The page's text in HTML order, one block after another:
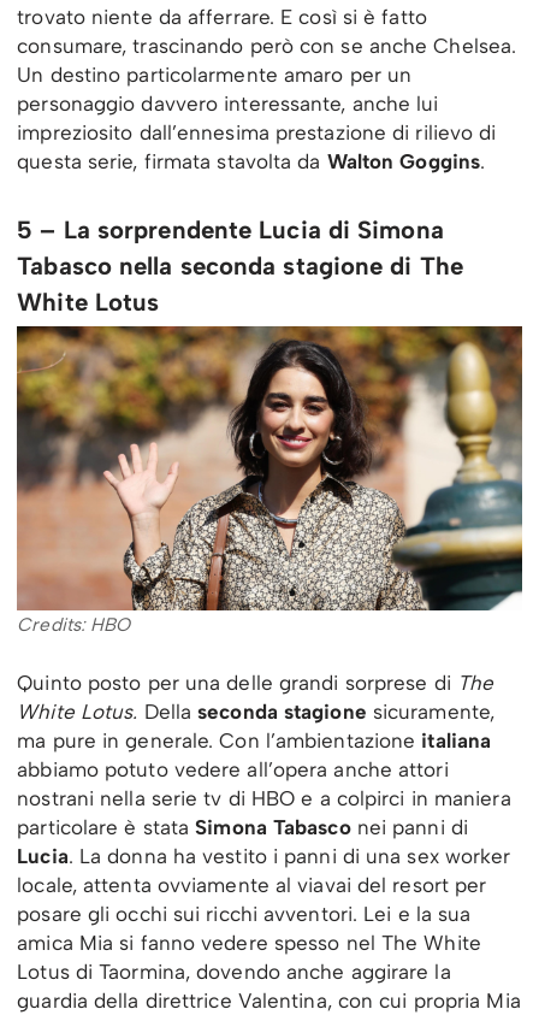
trovato niente da afferrare. E così si è fatto
consumare, trascinando però con se anche Chelsea.
Un destino particolarmente amaro per un
personaggio davvero interessante, anche lui
impreziosito dall’ennesima prestazione di rilievo di
questa serie, firmata stavolta da Walton Goggins.
5 – La sorprendente Lucia di Simona
Tabasco nella seconda stagione di The
White Lotus
Credits: HBO
Quinto posto per una delle grandi sorprese di The
White Lotus. Dellaseconda stagione sicuramente,
ma pure in generale. Con l’ambientazione italiana
abbiamo potuto vedere all’opera anche attori
nostrani nella serie tv di HBO e a colpirci in maniera
particolare è stataSimona Tabasconei panni di
Lucia. La donna ha vestito i panni di una sex worker
locale, attenta ovviamente al viavai del resort per
posare gli occhi sui ricchi avventori. Lei e la sua
amica Mia si fanno vedere spesso nel The White
Lotus di Taormina, dovendo anche aggirare la
guardia della direttrice Valentina, con cui propria Mia